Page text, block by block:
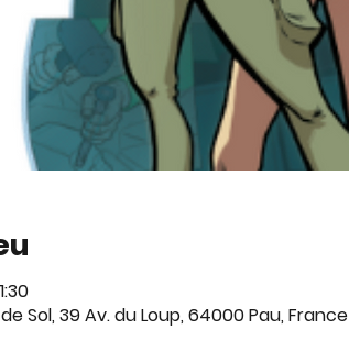
Sol, 39 Av. du Loup, 64000 Pau, France